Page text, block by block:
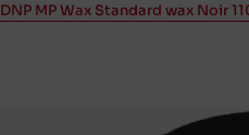
DNP MP Wax Standard wax Noir